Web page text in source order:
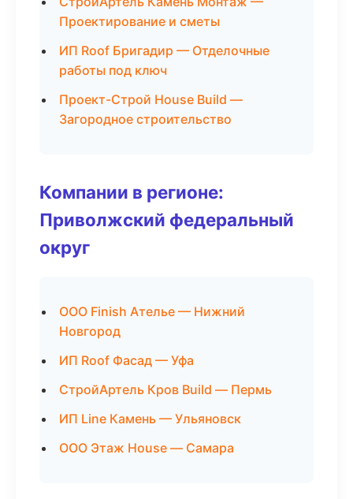
Проектирование и сметы
ИП Roof Бригадир — Отделочные
работы под ключ
Проект-Строй House Build —
Загородное строительство
Компании в регионе:
Приволжский федеральный
округ
ООО Finish Ателье — Нижний
Новгород
ИП Roof Фасад — Уфа
СтройАртель Кров Build — Пермь
ИП Line Камень — Ульяновск
ООО Этаж House — Самара